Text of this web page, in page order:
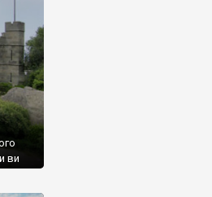
ви